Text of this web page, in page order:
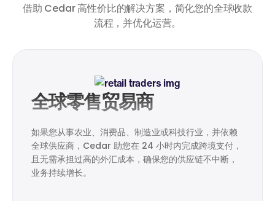
借助 Cedar 高性价比的解决方案，简化您的全球收款
流程，并优化运营。
全球零售贸易商
如果您从事农业、消费品、制造业或科技行业，并依赖
全球供应商，Cedar 助您在 24 小时内完成跨境支付，
且无需承担过高的外汇成本，确保您的供应链不中断，
业务持续增长。